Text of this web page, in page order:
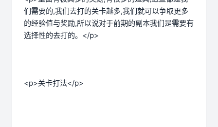
们需要的,我们去打的关卡越多,我们就可以争取更多
的经验值与奖励,所以说对于前期的副本我们是需要有
选择性的去打的。</p>
<p>关卡打法</p>